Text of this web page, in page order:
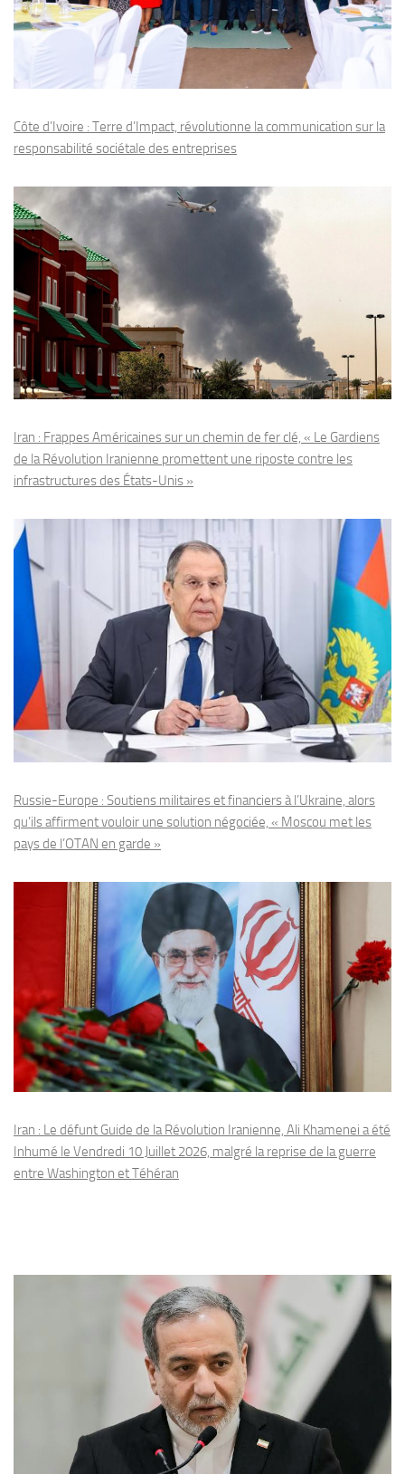
Côte d’Ivoire : Terre d’Impact, révolutionne la communication sur la
responsabilité sociétale des entreprises
Iran : Frappes Américaines sur un chemin de fer clé, « Le Gardiens
de la Révolution Iranienne promettent une riposte contre les
infrastructures des États-Unis »
Russie-Europe : Soutiens militaires et financiers à l’Ukraine, alors
qu’ils affirment vouloir une solution négociée, « Moscou met les
pays de l’OTAN en garde »
Iran : Le défunt Guide de la Révolution Iranienne, Ali Khamenei a été
Inhumé le Vendredi 10 Juillet 2026, malgré la reprise de la guerre
entre Washington et Téhéran